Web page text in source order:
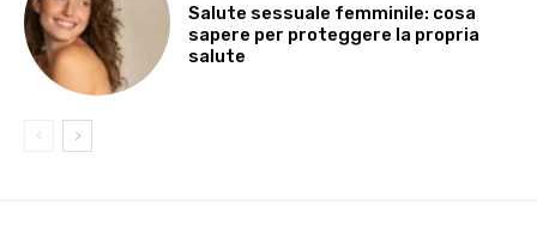
Salute sessuale femminile: cosa
sapere per proteggere la propria
salute